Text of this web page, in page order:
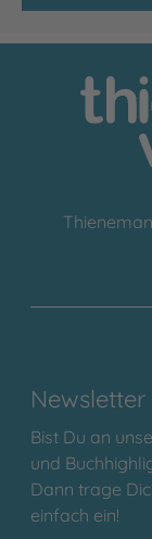
Newsletter
Bist Du an
und
Dann trage
einfach ein!